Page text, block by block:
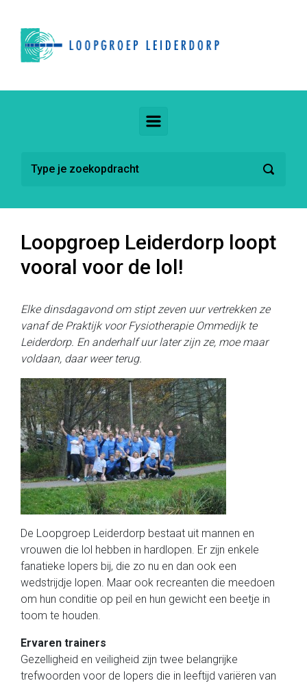
Loopgroep Leiderdorp loopt
vooral voor de lol!
Elke dinsdagavond om stipt zeven uur vertrekken ze
vanaf de Praktijk voor Fysiotherapie Ommedijk te
Leiderdorp. En anderhalf uur later zijn ze, moe maar
voldaan, daar weer terug.
De Loopgroep Leiderdorp bestaat uit mannen en
vrouwen die lol hebben in hardlopen. Er zijn enkele
fanatieke lopers bij, die zo nu en dan ook een
wedstrijdje lopen. Maar ook recreanten die meedoen
om hun conditie op peil en hun gewicht een beetje in
toom te houden.
Ervaren trainers
Gezelligheid en veiligheid zijn twee belangrijke
trefwoorden voor de lopers die in leeftijd variëren van